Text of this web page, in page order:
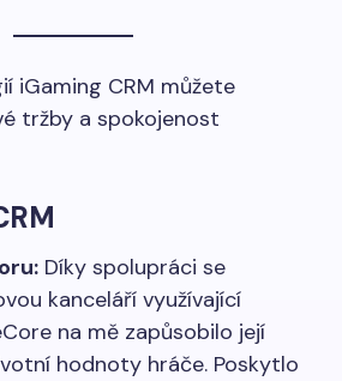
iGaming CRM můžete
tržby a spokojenost
Díky spolupráci se
kanceláří využívající
na mě zapůsobilo její
hodnoty hráče. Poskytlo